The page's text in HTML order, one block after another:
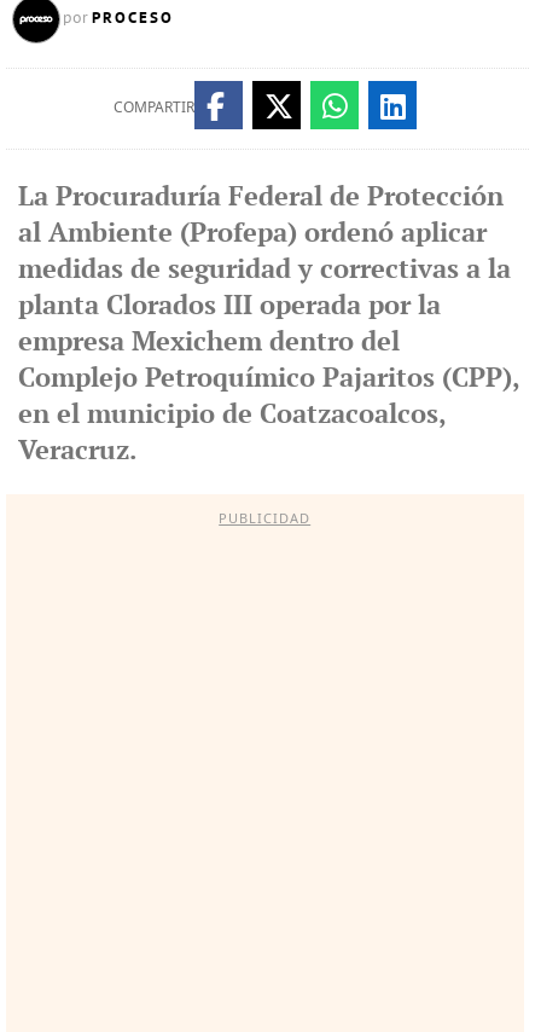
por PROCESO
COMPARTIR
La Procuraduría Federal de Protección
al Ambiente (Profepa) ordenó aplicar
medidas de seguridad y correctivas a la
planta Clorados III operada por la
empresa Mexichem dentro del
Complejo Petroquímico Pajaritos (CPP),
en el municipio de Coatzacoalcos,
Veracruz.
PUBLICIDAD